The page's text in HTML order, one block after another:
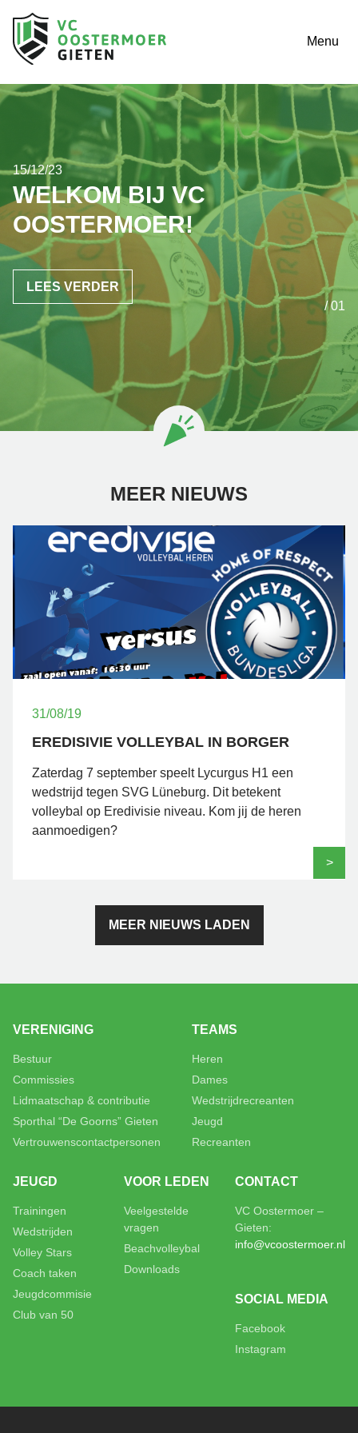
Menu
15/12/23
WELKOM BIJ VC
OOSTERMOER!
LEES VERDER
/ 01
MEER NIEUWS
31/08/19
EREDISIVIE VOLLEYBAL IN BORGER
Zaterdag 7 september speelt Lycurgus H1 een
wedstrijd tegen SVG Lüneburg. Dit betekent
volleybal op Eredivisie niveau. Kom jij de heren
aanmoedigen?
>
MEER NIEUWS LADEN
VERENIGING
Bestuur
Commissies
Lidmaatschap & contributie
Sporthal “De Goorns” Gieten
Vertrouwenscontactpersonen
TEAMS
Heren
Dames
Wedstrijdrecreanten
Jeugd
Recreanten
JEUGD
Trainingen
Wedstrijden
Volley Stars
Coach taken
Jeugdcommisie
Club van 50
VOOR LEDEN
Veelgestelde
vragen
Beachvolleybal
Downloads
CONTACT
VC Oostermoer –
Gieten:
info@vcoostermoer.nl
SOCIAL MEDIA
Facebook
Instagram